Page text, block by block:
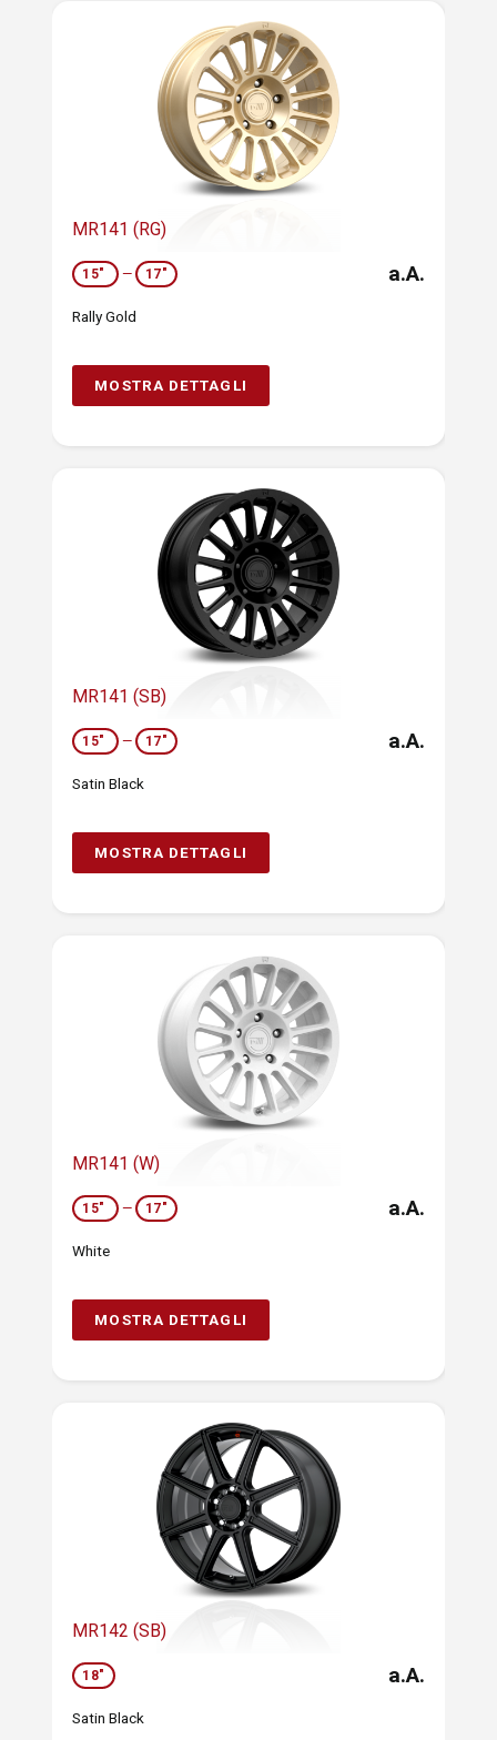
MR141 (RG)
15" — 17" a.A.
Rally Gold
MOSTRA DETTAGLI
MR141 (SB)
15" — 17" a.A.
Satin Black
MOSTRA DETTAGLI
MR141 (W)
15" — 17" a.A.
White
MOSTRA DETTAGLI
MR142 (SB)
18" a.A.
Satin Black